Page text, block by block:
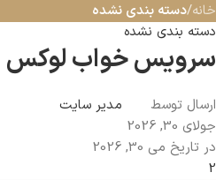
خانه/دسته بندی نشده
دسته بندی نشده
سرویس خواب لوکس
ارسال توسط
مدیر سایت
جولای 30, 2026
در تاریخ می 30, 2026
2